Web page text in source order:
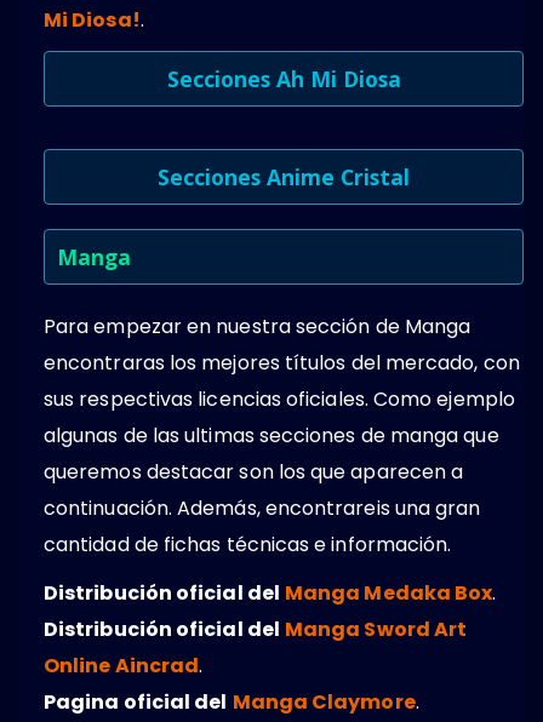
Mi Diosa!.
Secciones Ah Mi Diosa
Secciones Anime Cristal
Manga
Para empezar en nuestra sección de Manga
encontraras los mejores títulos del mercado, con
sus respectivas licencias oficiales. Como ejemplo
algunas de las ultimas secciones de manga que
queremos destacar son los que aparecen a
continuación. Además, encontrareis una gran
cantidad de fichas técnicas e información.
Distribución oficial del Manga Medaka Box.
Distribución oficial del Manga Sword Art
Online Aincrad.
Pagina oficial del Manga Claymore.